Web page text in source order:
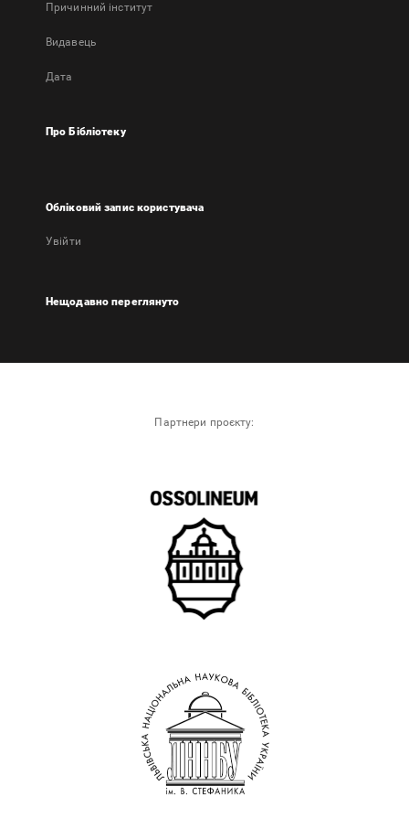
Причинний інститут
Видавець
Дата
Про Бібліотеку
Обліковий запис користувача
Увійти
Нещодавно переглянуто
Партнери проєкту: